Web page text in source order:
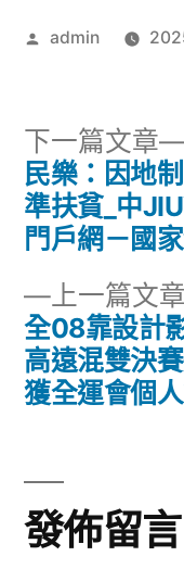
作
admin
文
章
導
覽
上一篇文章
全08靠設計
高遠混雙決
獲全運會個
下一篇文章
民樂：因地
準扶貧_中
門戶網－國
發佈留言